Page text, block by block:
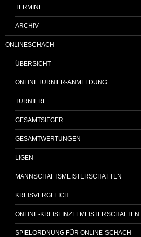
TERMINE
ARCHIV
ONLINESCHACH
ÜBERSICHT
ONLINETURNIER-ANMELDUNG
TURNIERE
GESAMTSIEGER
GESAMTWERTUNGEN
LIGEN
MANNSCHAFTSMEISTERSCHAFTEN
KREISVERGLEICH
ONLINE-KREISEINZELMEISTERSCHAFTEN
SPIELORDNUNG FÜR ONLINE-SCHACH